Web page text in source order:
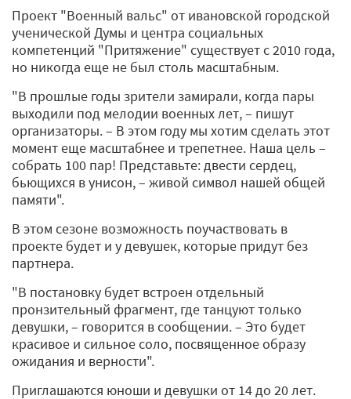
Проект "Военный вальс" от ивановской городской
ученической Думы и центра социальных
компетенций "Притяжение" существует с 2010 года,
но никогда еще не был столь масштабным.
"В прошлые годы зрители замирали, когда пары
выходили под мелодии военных лет, – пишут
организаторы. – В этом году мы хотим сделать этот
момент еще масштабнее и трепетнее. Наша цель –
собрать 100 пар! Представьте: двести сердец,
бьющихся в унисон, – живой символ нашей общей
памяти".
В этом сезоне возможность поучаствовать в
проекте будет и у девушек, которые придут без
партнера.
"В постановку будет встроен отдельный
пронзительный фрагмент, где танцуют только
девушки, – говорится в сообщении. – Это будет
красивое и сильное соло, посвященное образу
ожидания и верности".
Приглашаются юноши и девушки от 14 до 20 лет.